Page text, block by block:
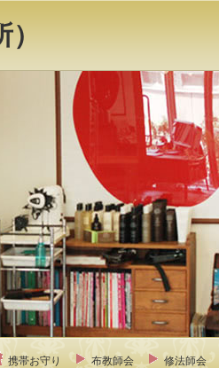
）
携帯お守り 布教師会 修法師会